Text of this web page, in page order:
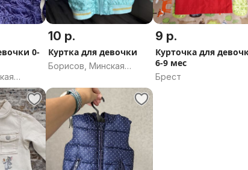
0-
10 р.
Куртка для девочки
Борисов, Минская
9 р.
Курточка для
6-9 мес
Брест